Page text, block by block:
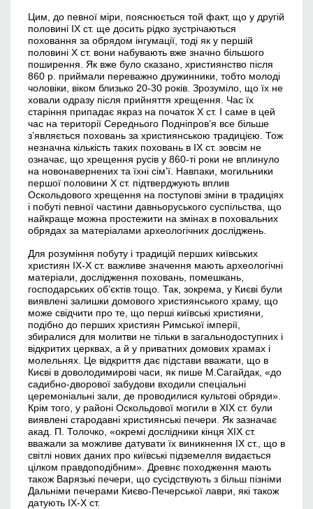
Цим, до певної міри, пояснюється той факт, що у другій
половині ІХ ст. ще досить рідко зустрічаються
поховання за обрядом інгумації, тоді як у першій
половині Х ст. вони набувають вже значно більшого
поширення. Як вже було сказано, християнство після
860 р. приймали переважно дружинники, тобто молоді
чоловіки, віком близько 20-30 років. Зрозуміло, що їх не
ховали одразу після прийняття хрещення. Час їх
старіння припадає якраз на початок Х ст. І саме в цей
час на території Середнього Подніпров’я все більше
з’являється поховань за християнською традицією. Тож
незначна кількість таких поховань в ІХ ст. зовсім не
означає, що хрещення русів у 860-ті роки не вплинуло
на новонавернених та їхні сім’ї. Навпаки, могильники
першої половини Х ст. підтверджують вплив
Оскольдового хрещення на поступові зміни в традиціях
і побуті певної частини давньоруського суспільства, що
найкраще можна простежити на змінах в поховальних
обрядах за матеріалами археологічних досліджень.
Для розуміння побуту і традицій перших київських
християн ІХ-Х ст. важливе значення мають археологічні
матеріали, дослідження поховань, помешкань,
господарських об’єктів тощо. Так, зокрема, у Києві були
виявлені залишки домового християнського храму, що
може свідчити про те, що перші київські християни,
подібно до перших християн Римської імперії,
збиралися для молитви не тільки в загальнодоступних і
відкритих церквах, а й у приватних домових храмах і
молельнях. Це відкриття дає підстави вважати, що в
Києві в доволодимирові часи, як пише М.Сагайдак, «до
садибно-дворової забудови входили спеціальні
церемоніальні зали, де проводилися культові обряди».
Крім того, у районі Оскольдової могили в ХІХ ст. були
виявлені стародавні християнські печери. Як зазначає
акад. П. Толочко, «окремі дослідники кінця ХІХ ст.
вважали за можливе датувати їх виникнення ІХ ст., що в
світлі нових даних про київські підземелля видається
цілком правдоподібним». Древнє походження мають
також Варязькі печери, що сусідствують з більш пізніми
Дальніми печерами Києво-Печерської лаври, які також
датують ІХ-Х ст.